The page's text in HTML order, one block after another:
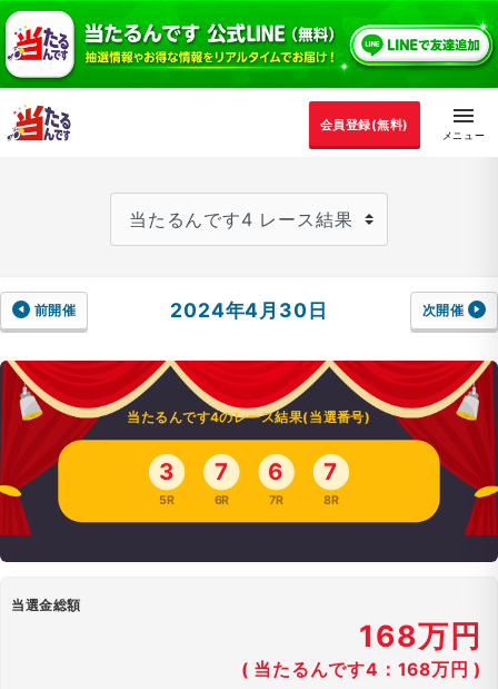
会員登録(無料)
前開催 2024年4月30日 次開催
当たるんです4のレース結果(当選番号)
3
5R
7
6R
6
7R
7
8R
当選金総額
168万円
( 当たるんです4：168万円 )